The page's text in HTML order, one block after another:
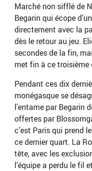
Marché non sifflé de
Begarin qui écope
directement avec la
dès le retour au jeu.
secondes de la fin,
met fin à ce troisième
Pendant ces dix
monégasque se
l’entame par Begarin
offertes par
c’est Paris qui prend
ce dernier quart. La
tête, avec les
l’équipe a perdu le fil